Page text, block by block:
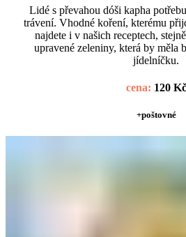
Lidé s převahou dóši kapha
trávení. Vhodné koření, kterému
najdete i v našich receptech,
upravené zeleniny, která by měla
jídelníčku.
cena: 120 Kč
+poštovné